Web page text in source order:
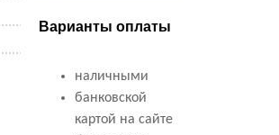
Варианты оплаты
наличными
банковской
картой на сайте